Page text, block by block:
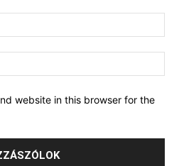
website in this browser for the